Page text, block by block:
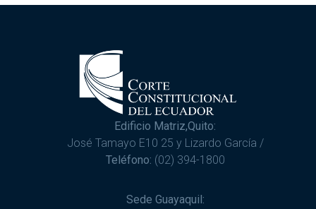
Edificio Matriz,Quito:
José Tamayo E10 25 y Lizardo García /
Teléfono: (02) 394-1800
Sede Guayaquil: